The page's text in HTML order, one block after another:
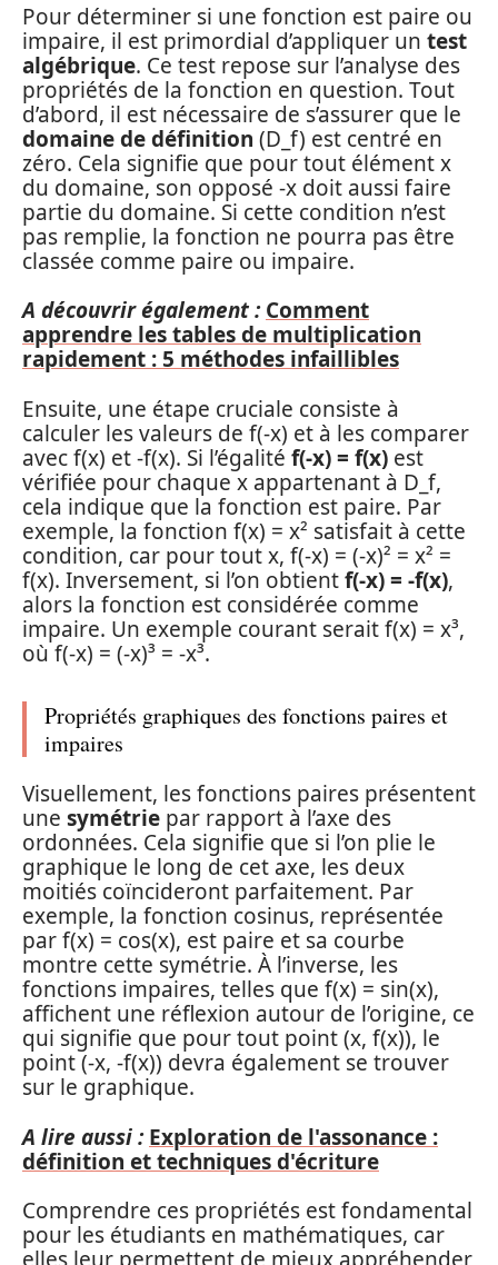
Pour déterminer si une fonction est paire ou
impaire, il est primordial d’appliquer un test
algébrique. Ce test repose sur l’analyse des
propriétés de la fonction en question. Tout
d’abord, il est nécessaire de s’assurer que le
domaine de définition (D_f) est centré en
zéro. Cela signifie que pour tout élément x
du domaine, son opposé -x doit aussi faire
partie du domaine. Si cette condition n’est
pas remplie, la fonction ne pourra pas être
classée comme paire ou impaire.
A découvrir également : Comment
apprendre les tables de multiplication
rapidement : 5 méthodes infaillibles
Ensuite, une étape cruciale consiste à
calculer les valeurs de f(-x) et à les comparer
avec f(x) et -f(x). Si l’égalité f(-x) = f(x) est
vérifiée pour chaque x appartenant à D_f,
cela indique que la fonction est paire. Par
exemple, la fonction f(x) = x² satisfait à cette
condition, car pour tout x, f(-x) = (-x)² = x² =
f(x). Inversement, si l’on obtientf(-x) = -f(x),
alors la fonction est considérée comme
impaire. Un exemple courant serait f(x) = x³,
où f(-x) = (-x)³ = -x³.
Propriétés graphiques des fonctions paires et
impaires
Visuellement, les fonctions paires présentent
une symétrie par rapport à l’axe des
ordonnées. Cela signifie que si l’on plie le
graphique le long de cet axe, les deux
moitiés coïncideront parfaitement. Par
exemple, la fonction cosinus, représentée
par f(x) = cos(x), est paire et sa courbe
montre cette symétrie. À l’inverse, les
fonctions impaires, telles que f(x) = sin(x),
affichent une réflexion autour de l’origine, ce
qui signifie que pour tout point (x, f(x)), le
point (-x, -f(x)) devra également se trouver
sur le graphique.
A lire aussi : Exploration de l'assonance :
définition et techniques d'écriture
Comprendre ces propriétés est fondamental
pour les étudiants en mathématiques, car